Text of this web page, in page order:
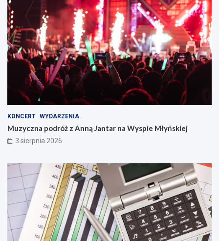
KONCERT WYDARZENIA
Muzyczna podróż z Anną Jantar na Wyspie Młyńskiej
3 sierpnia 2026